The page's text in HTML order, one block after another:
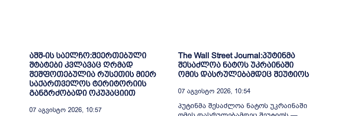
აშშ-ის საელჩო:შეერთებული
შტატები კვლავაც ღრმად
შეშფოთებულია რუსეთის მიერ
საქართველოს ტერიტორიის
განგრძობადი ოკუპაციით
07 Აგვისტო 2026, 10:57
The Wall Street Journal:პუტინმა
შესაძლოა ნატოს უკრაინაში
ომის დასრულებამდეც შეუტიოს
07 Აგვისტო 2026, 10:54
პუტინმა შესაძლოა ნატოს უკრაინაში